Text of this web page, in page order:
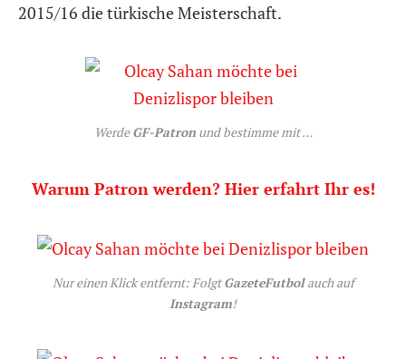
2015/16 die türkische Meisterschaft.
WerdeGF-Patronund bestimme mit …
Warum Patron werden? Hier erfahrt Ihr es!
Nur einen Klick entfernt: FolgtGazeteFutbolauch auf
Instagram!